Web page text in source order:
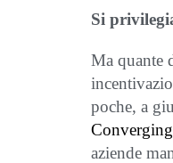
Si
Ma quante
poche, a
aziende